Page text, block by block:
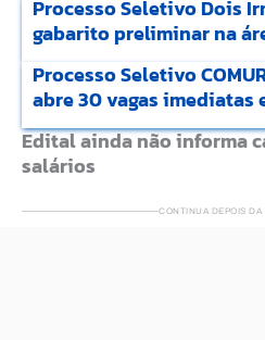
Processo Seletivo Dois
gabarito preliminar na
Processo Seletivo
abre 30 vagas imediatas
Edital ainda não informa
salários
CONTINUA DEPOIS DA